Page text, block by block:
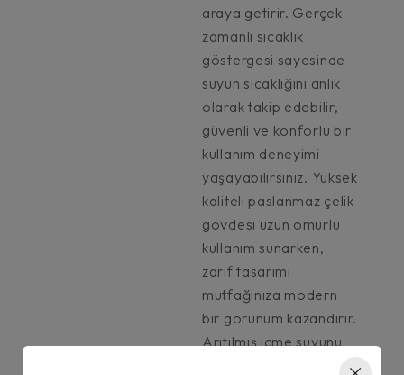
araya getirir. Gerçek
zamanlı sıcaklık
göstergesi sayesinde
suyun sıcaklığını anlık
olarak takip edebilir,
güvenli ve konforlu bir
kullanım deneyimi
yaşayabilirsiniz. Yüksek
kaliteli paslanmaz çelik
gövdesi uzun ömürlü
kullanım sunarken,
zarif tasarımı
mutfağınıza modern
bir görünüm kazandırır.
Arıtılmış içme suyunu
tek dokunuşla kolayca